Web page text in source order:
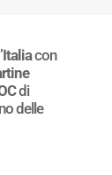
® Quattrocalici
|Preferenze
con
di
delle